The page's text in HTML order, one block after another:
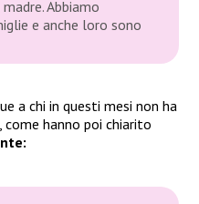
Abbiamo
e anche loro sono
a chi in questi mesi non ha
hanno poi chiarito